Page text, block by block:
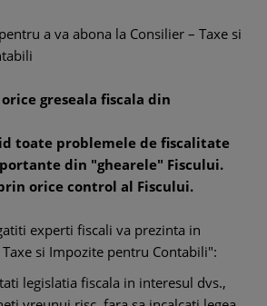
a va abona la Consilier – Taxe si
greseala fiscala din
toate problemele de fiscalitate
din "ghearele" Fiscului.
orice control al Fiscului.
experti fiscali va prezinta in
si Impozite pentru Contabili":
legislatia fiscala in interesul dvs.,